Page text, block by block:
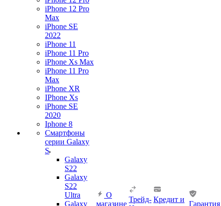
iPhone 12 Pro
Max
iPhone SE
2022
iPhone 11
iPhone 11 Pro
iPhone Xs Max
iPhone 11 Pro
Max
iPhone XR
IPhone Xs
iPhone SE
2020
Iphone 8
Смартфоны
серии Galaxy
S
Galaxy
S22
Galaxy
S22
Ultra
Galaxy
О
магазине
Трейд- Кредит и
Гарантия